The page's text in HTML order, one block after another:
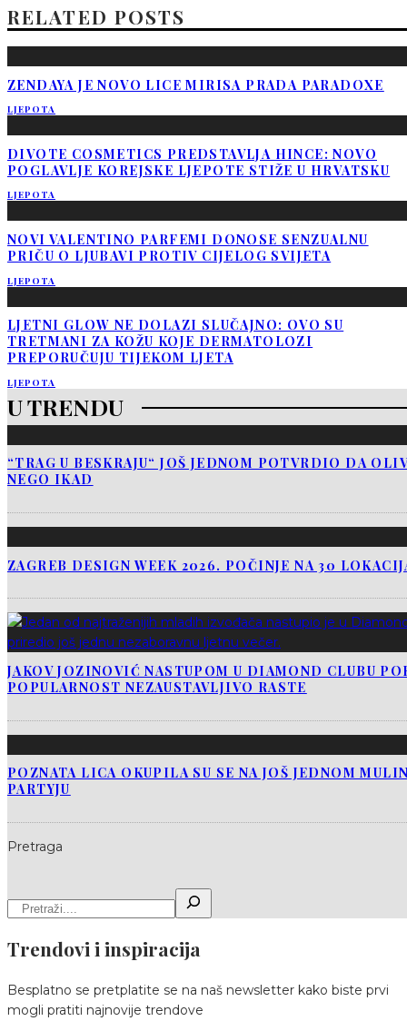
RELATED POSTS
ZENDAYA JE NOVO LICE MIRISA PRADA PARADOXE
LJEPOTA
DIVOTE COSMETICS PREDSTAVLJA HINCE: NOVO
POGLAVLJE KOREJSKE LJEPOTE STIŽE U HRVATSKU
LJEPOTA
NOVI VALENTINO PARFEMI DONOSE SENZUALNU
PRIČU O LJUBAVI PROTIV CIJELOG SVIJETA
LJEPOTA
LJETNI GLOW NE DOLAZI SLUČAJNO: OVO SU
TRETMANI ZA KOŽU KOJE DERMATOLOZI
PREPORUČUJU TIJEKOM LJETA
LJEPOTA
U TRENDU
“TRAG U BESKRAJU“ JOŠ JEDNOM POTVRDIO DA
NEGO IKAD
ZAGREB DESIGN WEEK 2026. POČINJE NA 30
JAKOV JOZINOVIĆ NASTUPOM U DIAMOND CLUBU
POPULARNOST NEZAUSTAVLJIVO RASTE
POZNATA LICA OKUPILA SU SE NA JOŠ JEDNOM
PARTYJU
Pretraga
Trendovi i inspiracija
Besplatno se pretplatite se na naš newsletter kako biste prvi
mogli pratiti najnovije trendove